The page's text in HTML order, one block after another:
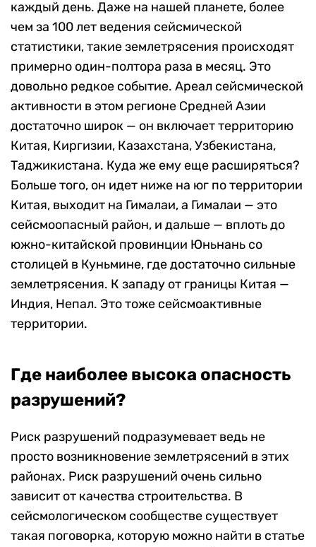
каждый день. Даже на нашей планете, более
чем за 100 лет ведения сейсмической
статистики, такие землетрясения происходят
примерно один-полтора раза в месяц. Это
довольно редкое событие. Ареал сейсмической
активности в этом регионе Средней Азии
достаточно широк — он включает территорию
Китая, Киргизии, Казахстана, Узбекистана,
Таджикистана. Куда же ему еще расширяться?
Больше того, он идет ниже на юг по территории
Китая, выходит на Гималаи, а Гималаи — это
сейсмоопасный район, и дальше — вплоть до
южно-китайской провинции Юньнань со
столицей в Куньмине, где достаточно сильные
землетрясения. К западу от границы Китая —
Индия, Непал. Это тоже сейсмоактивные
территории.
Где наиболее высока опасность
разрушений?
Риск разрушений подразумевает ведь не
просто возникновение землетрясений в этих
районах. Риск разрушений очень сильно
зависит от качества строительства. В
сейсмологическом сообществе существует
такая поговорка, которую можно найти в статье